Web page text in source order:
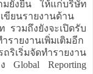
มยั่งยืน ให้แก่บริษัท
ขียนรายงานด้าน
วมถึงยังจะเปิดรับ
รายงานเพิ่มเติมอีก
ริเริ่มจัดทำรายงาน
Global Reporting